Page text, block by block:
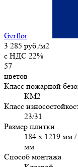
Gerflor
3 285 руб./м2
c НДС 22%
57
цветов
Класс пожарной
КМ2
Класс
23/31
Размер плитки
184 x 1219 мм
мм
Способ монтажа